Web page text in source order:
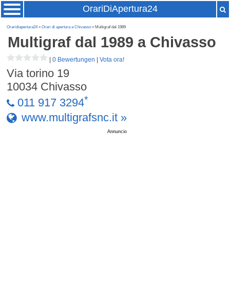
OrariDiApertura24
Oraridiapertura24»Orari di apertura a Chivasso » Multigraf dal 1989
Multigraf dal 1989 a Chivasso
|0 Bewertungen |Vota ora!
Via torino 19
10034 Chivasso
011 917 3294*
www.multigrafsnc.it »
Annuncio